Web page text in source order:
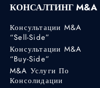
КОНСАЛТИНГ M&A
Консультации M&A
“Sell-Side”
Консультации M&A
“Buy-Side”
M&A Услуги По
Консолидации